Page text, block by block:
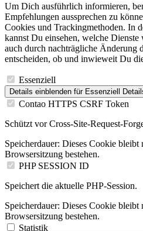
Um Dich ausführlich informieren,
Empfehlungen aussprechen zu
Cookies und Trackingmethoden. In
kannst Du einsehen, welche Dienste
auch durch nachträgliche Änderung
entscheiden, ob und inwieweit Du
Essenziell
Details einblenden für Essenziell
Contao HTTPS CSRF Token
Schützt vor Cross-Site-Request-
Speicherdauer: Dieses Cookie bleibt
Browsersitzung bestehen.
PHP SESSION ID
Speichert die aktuelle PHP-Session.
Speicherdauer: Dieses Cookie bleibt
Browsersitzung bestehen.
Statistik